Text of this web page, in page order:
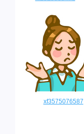
xf3575076587